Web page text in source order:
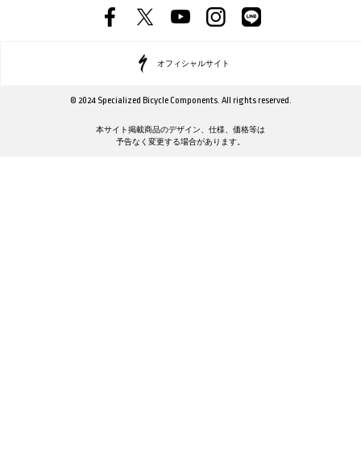
オフィシャルサイト
© 2024 Specialized Bicycle Components. All rights reserved.
本サイト掲載商品のデザイン、仕様、価格等は
予告なく変更する場合があります。